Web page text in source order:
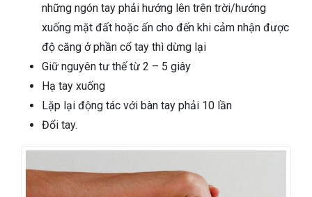
những ngón tay phải hướng lên trên trời/hướng
xuống mặt đất hoặc ấn cho đến khi cảm nhận được
độ căng ở phần cổ tay thì dừng lại
Giữ nguyên tư thế từ 2 – 5 giây
Hạ tay xuống
Lặp lại động tác với bàn tay phải 10 lần
Đổi tay.